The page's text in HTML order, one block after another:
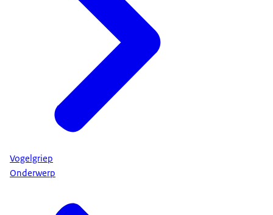
Vogelgriep
Onderwerp